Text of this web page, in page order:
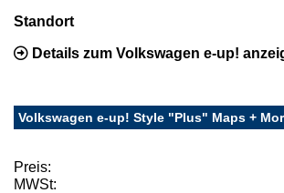
Standort
Details zum Volkswagen e-up!
Volkswagen e-up! Style "Plus" Maps +
Preis:
MWSt: